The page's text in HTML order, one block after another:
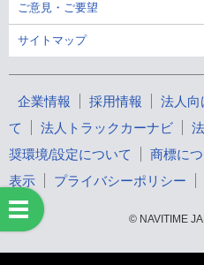
ご意見・ご要望
サイトマップ
企業情報 採用情報 法人向
て
法人トラックカーナビ
奨環境/設定について
商標に
表示
プライバシーポリシー
© NAVITIME